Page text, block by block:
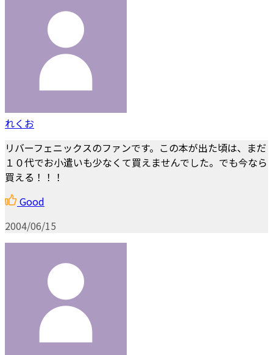
れくお
リバーフェニックスのファンです。この本が出た頃は、まだ
１０代でお小遣いも少なくて買えませんでした。でも今なら
買える！！！
Good
2004/06/15